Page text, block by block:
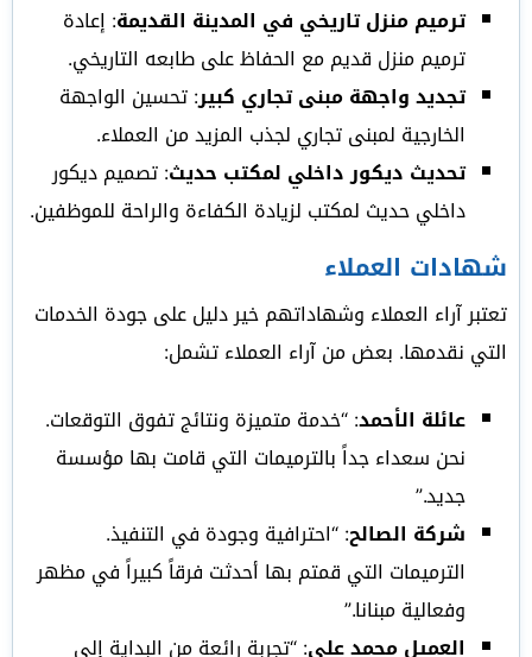
ترميم منزل تاريخي في المدينة القديمة: إعادة
ترميم منزل قديم مع الحفاظ على طابعه التاريخي.
تجديد واجهة مبنى تجاري كبير: تحسين الواجهة
الخارجية لمبنى تجاري لجذب المزيد من العملاء.
تحديث ديكور داخلي لمكتب حديث: تصميم ديكور
داخلي حديث لمكتب لزيادة الكفاءة والراحة للموظفين.
شهادات العملاء
تعتبر آراء العملاء وشهاداتهم خير دليل على جودة الخدمات
التي نقدمها. بعض من آراء العملاء تشمل:
عائلة الأحمد: “خدمة متميزة ونتائج تفوق التوقعات.
نحن سعداء جداً بالترميمات التي قامت بها مؤسسة
جديد.”
شركة الصالح: “احترافية وجودة في التنفيذ.
الترميمات التي قمتم بها أحدثت فرقاً كبيراً في مظهر
وفعالية مبنانا.”
العميل محمد علي: “تجربة رائعة من البداية إلى